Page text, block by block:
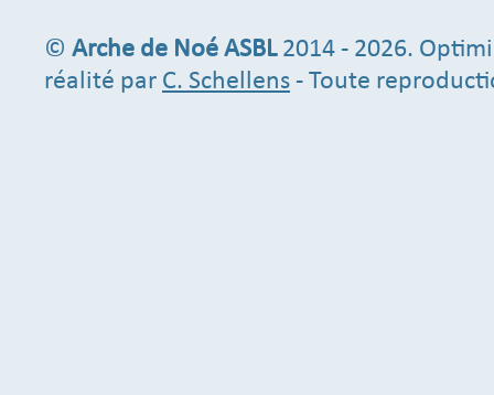
© Arche de Noé ASBL2014 - 2026.
réalité par C. Schellens - Toute